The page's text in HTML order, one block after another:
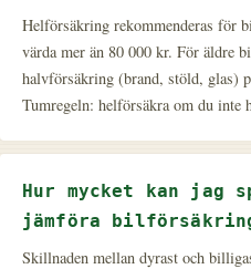
Helförsäkring rekommenderas för
värda mer än 80 000 kr. För äldre
halvförsäkring (brand, stöld, glas)
Tumregeln: helförsäkra om du inte
Hur mycket kan jag
jämföra
Skillnaden mellan dyrast och